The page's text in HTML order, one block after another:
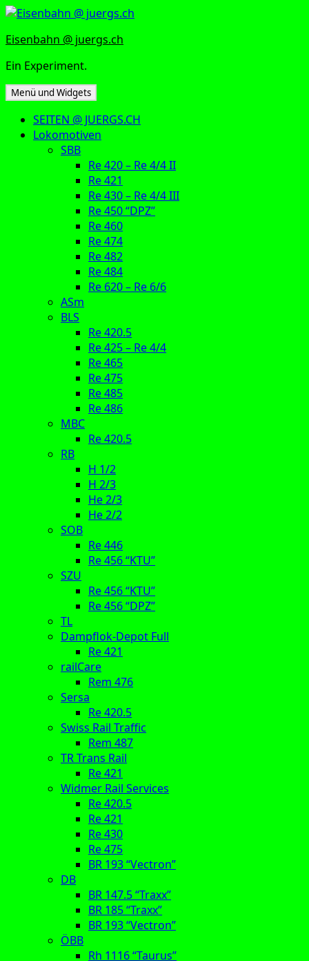
Zum
springen
Eisenbahn @ juergs.ch
Ein Experiment.
Menü und Widgets
SEITEN @ JUERGS.CH
Lokomotiven
SBB
Re 420 – Re 4/4 II
Re 421
Re 430 – Re 4/4 III
Re 450 “DPZ”
Re 460
Re 474
Re 482
Re 484
Re 620 – Re 6/6
ASm
BLS
Re 420.5
Re 425 – Re 4/4
Re 465
Re 475
Re 485
Re 486
MBC
Re 420.5
RB
H 1/2
H 2/3
He 2/3
He 2/2
SOB
Re 446
Re 456 “KTU”
SZU
Re 456 “KTU”
Re 456 “DPZ”
TL
Dampflok-Depot Full
Re 421
railCare
Rem 476
Sersa
Re 420.5
Swiss Rail Traffic
Rem 487
TR Trans Rail
Re 421
Widmer Rail Services
Re 420.5
Re 421
Re 430
Re 475
BR 193 “Vectron”
DB
BR 147.5 “Traxx”
BR 185 “Traxx”
BR 193 “Vectron”
ÖBB
Rh 1116 “Taurus”